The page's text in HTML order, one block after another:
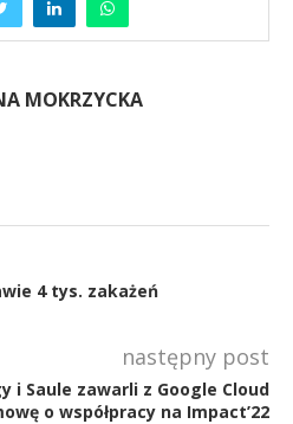
MOKRZYCKA
4 tys. zakażeń
następny post
i Saule zawarli z Google Cloud
o współpracy na Impact’22